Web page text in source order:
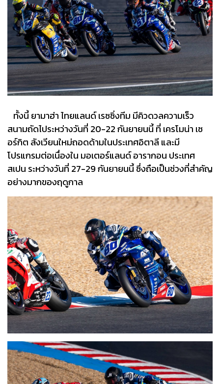
ทั้งนี้ ยามาฮ่า ไทยแลนด์ เรซซิ่งทีม มีคิวดวลความเร็ว
สนามถัดไประหว่างวันที่ 20-22 กันยายนนี้ ที่ เครโมน่า เซ
อร์กิต สังเวียนใหม่ถอดด้ามในประเทศอิตาลี และมี
โปรแกรมต่อเนื่องใน มอเตอร์แลนด์ อารากอน ประเทศ
สเปน ระหว่างวันที่ 27-29 กันยายนนี้ ซึ่งถือเป็นช่วงที่สำคัญ
อย่างมากของฤดูกาล